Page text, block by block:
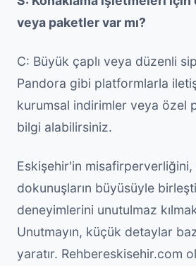
veya paketler var mı?
C: Büyük çaplı veya düzenli
Pandora gibi platformlarla
kurumsal indirimler veya özel
bilgi alabilirsiniz.
Eskişehir'in
dokunuşların büyüsüyle
deneyimlerini unutulmaz
Unutmayın, küçük detaylar
yaratır. Rehbereskisehir.com